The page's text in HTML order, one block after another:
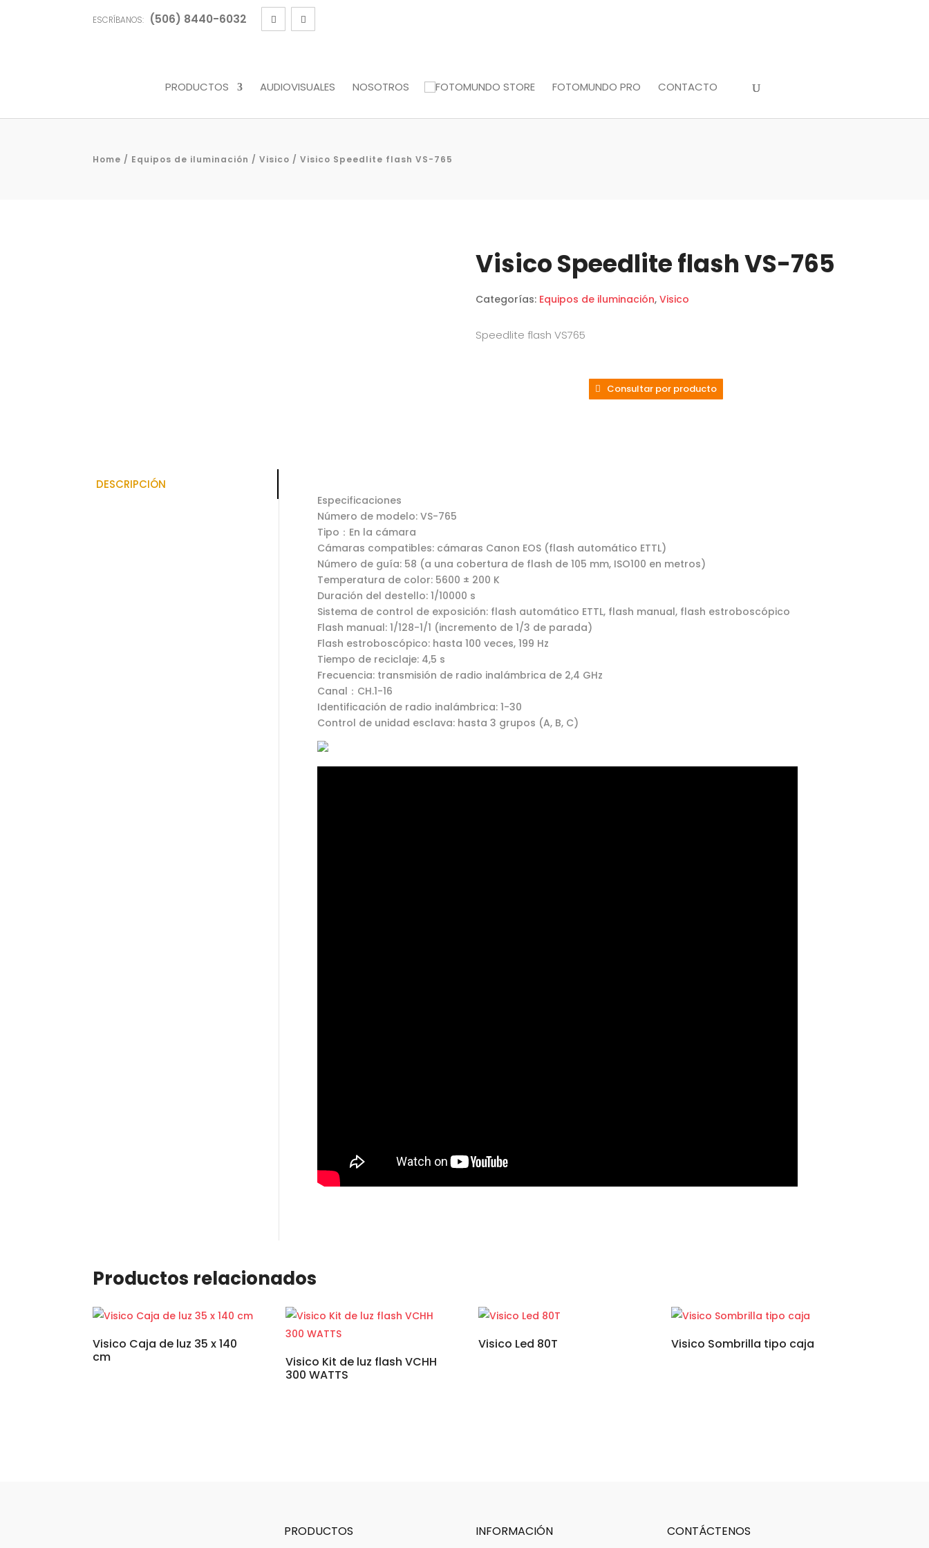
ESCRÍBANOS: (506) 8440-6032
PRODUCTOS AUDIOVISUALES NOSOTROS FOTOMUNDO PRO CONTACTO
Home / Equipos de iluminación /Visico / Visico Speedlite flash VS-765
Visico Speedlite flash VS-765
Categorías: Equipos de iluminación,Visico
Speedlite flash VS765
Consultar por producto
DESCRIPCIÓN
Especificaciones
Número de modelo: VS-765
Tipo：En la cámara
Cámaras compatibles: cámaras Canon EOS (flash automático ETTL)
Número de guía: 58 (a una cobertura de flash de 105 mm, ISO100 en metros)
Temperatura de color: 5600 ± 200 K
Duración del destello: 1/10000 s
Sistema de control de exposición: flash automático ETTL, flash manual, flash estroboscópico
Flash manual: 1/128-1/1 (incremento de 1/3 de parada)
Flash estroboscópico: hasta 100 veces, 199 Hz
Tiempo de reciclaje: 4,5 s
Frecuencia: transmisión de radio inalámbrica de 2,4 GHz
Canal：CH.1-16
Identificación de radio inalámbrica: 1-30
Control de unidad esclava: hasta 3 grupos (A, B, C)
Productos relacionados
Visico Caja de luz 35 x 140
cm
Visico Kit de luz flash VCHH
300 WATTS
Visico Led 80T Visico Sombrilla tipo caja
PRODUCTOS INFORMACIÓN CONTÁCTENOS